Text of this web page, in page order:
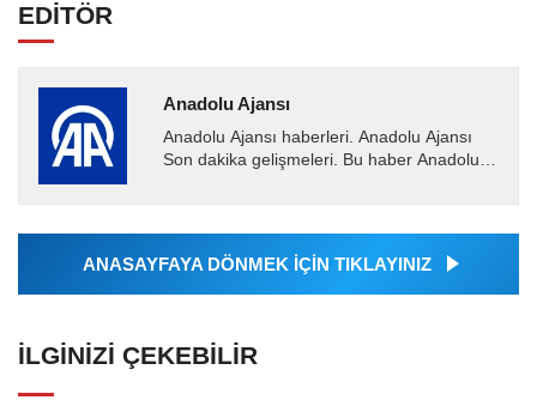
EDİTÖR
Anadolu Ajansı
Anadolu Ajansı haberleri. Anadolu Ajansı
Son dakika gelişmeleri. Bu haber Anadolu
Ajansı tarafından...
ANASAYFAYA DÖNMEK İÇİN TIKLAYINIZ
İLGINIZI ÇEKEBILIR